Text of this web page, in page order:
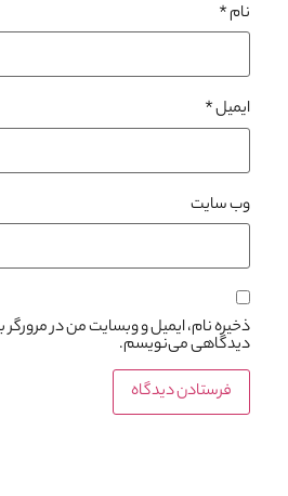
نام*
ایمیل*
وب‌ سایت
ذخیره نام، ایمیل و وبسایت من در مرورگر
دیدگاهی می‌نویسم.